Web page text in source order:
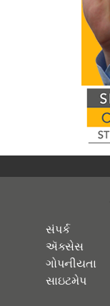
સંપર્ક
ઍક્સેસ
ગોપનીયતા
સાઇટમેપ